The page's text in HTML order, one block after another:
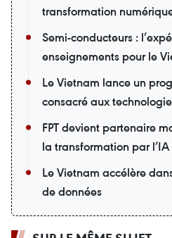
transformation
Semi-conducteurs :
enseignements pour le
Le Vietnam lance un
consacré aux
FPT devient partenaire
la transformation par l’IA
Le Vietnam accélère
de données